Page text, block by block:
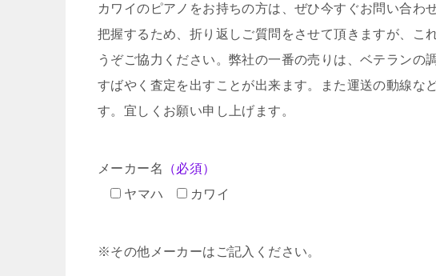
カワイのピアノをお持ちの方は、ぜひ今すぐお問い合わ
把握するため、折り返しご質問をさせて頂きますが、こ
うぞご協力ください。弊社の一番の売りは、ベテランの
すばやく査定を出すことが出来ます。また運送の動線な
す。宜しくお願い申し上げます。
メーカー名
（必須）
ヤマハ
カワイ
※その他メーカーはご記入ください。